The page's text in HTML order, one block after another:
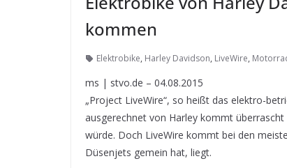
kommen
Elektrobike, Harley Davidson, LiveWire,
ms | stvo.de – 04.08.2015
„Project LiveWire“, so heißt das elektro-
ausgerechnet von Harley kommt
würde. Doch LiveWire kommt bei den
Düsenjets gemein hat, liegt.